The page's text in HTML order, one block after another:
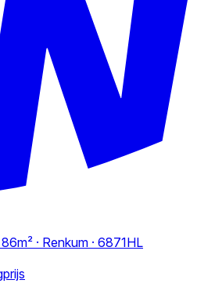
86m² · Renkum · 6871HL